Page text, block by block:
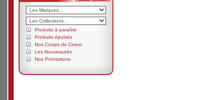
Produits à paraître
Produits épuisés
Nos Coups de Coeur
Les Nouveautés
Nos Promotions